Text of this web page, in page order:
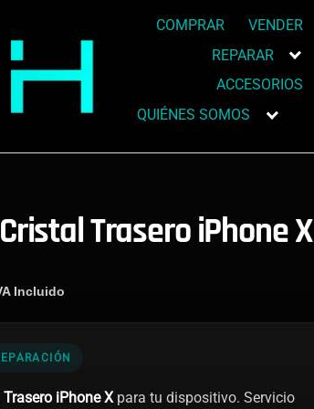
COMPRAR
VENDER
REPARAR
ACCESORIOS
QUIÉNES SOMOS
Trasero iPhone X
Incluido
iPhone Xpara tu dispositivo. Servicio